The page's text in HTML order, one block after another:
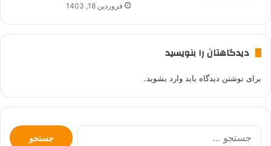
فروردین 18, 1403
دیدگاهتان را بنویسید
برای نوشتن دیدگاه باید وارد بشوید.
جستجو
برای: